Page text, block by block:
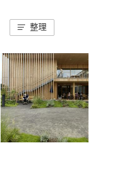
整理